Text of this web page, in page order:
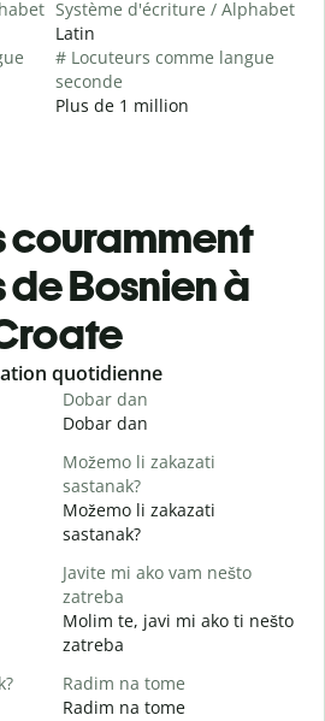
Système d'écriture / Alphabet
Latin
# Locuteurs comme langue
seconde
Plus de 1 million
couramment
Bosnien à
quotidienne
Dobar dan
Dobar dan
Možemo li zakazati
sastanak?
Možemo li zakazati
sastanak?
Javite mi ako vam nešto
zatreba
Molim te, javi mi ako ti nešto
zatreba
Radim na tome
Radim na tome